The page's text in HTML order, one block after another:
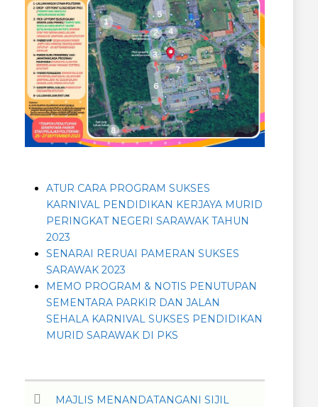
ATUR CARA PROGRAM SUKSES
KARNIVAL PENDIDIKAN KERJAYA MURID
PERINGKAT NEGERI SARAWAK TAHUN
2023
SENARAI RERUAI PAMERAN SUKSES
SARAWAK 2023
MEMO PROGRAM & NOTIS PENUTUPAN
SEMENTARA PARKIR DAN JALAN
SEHALA KARNIVAL SUKSES PENDIDIKAN
MURID SARAWAK DI PKS
MAJLIS MENANDATANGANI SIJIL